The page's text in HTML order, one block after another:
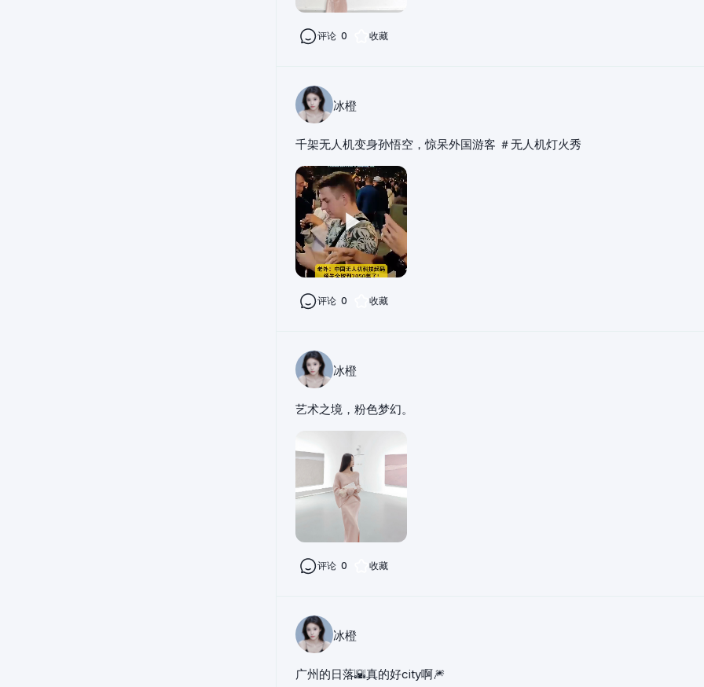
评论 0 收藏
冰橙
千架无人机变身孙悟空，惊呆外国游客 ＃无人机灯火秀
评论 0 收藏
冰橙
艺术之境，粉色梦幻。
评论 0 收藏
冰橙
广州的日落🌇真的好city啊🎆